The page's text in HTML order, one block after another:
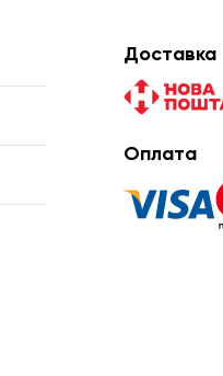
Доставка
Оплата